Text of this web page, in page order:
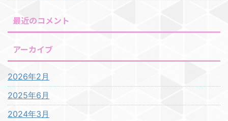
最近のコメント
アーカイブ
2026年2月
2025年6月
2024年3月